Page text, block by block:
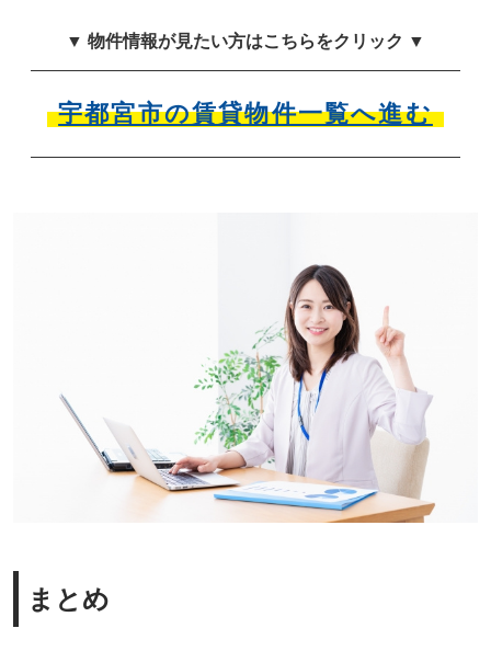
▼ 物件情報が見たい方はこちらをクリック ▼
宇都宮市の賃貸物件一覧へ進む
まとめ